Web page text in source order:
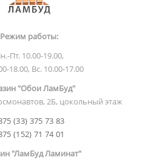
Режим работы:
Пт. 10.00-19.00,
18.00, Вс. 10.00-17.00
"Обои ЛамБуд"
2Б, цокольный этаж
(33) 375 73 83
(152) 71 74 01
"ЛамБуд Ламинат"